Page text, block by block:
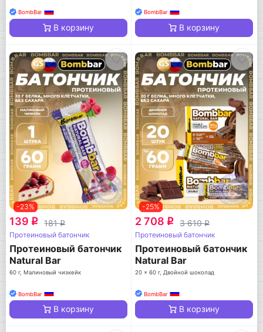
BombBar
В корзину
BombBar
В корзину
-23%
139 q 181q
Протеиновый батончик
Протеиновый батончик
Natural Bar
60 г, Малиновый чизкейк
BombBar
В корзину
-25%
2 708 q 3 610q
Протеиновый батончик
Протеиновый батончик
Natural Bar
20 x 60 г, Двойной шоколад
BombBar
В корзину